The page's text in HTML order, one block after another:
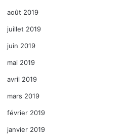
août 2019
juillet 2019
juin 2019
mai 2019
avril 2019
mars 2019
février 2019
janvier 2019